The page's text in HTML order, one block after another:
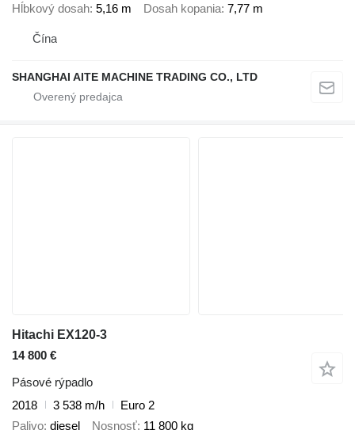
Hĺbkový dosah 5,16 m Dosah kopania 7,77 m
Čína
SHANGHAI AITE MACHINE TRADING CO., LTD
Hitachi EX120-3
14 800 €
Pásové rýpadlo
2018
3 538 m/h
Euro 2
Palivo diesel Nosnosť 11 800 kg